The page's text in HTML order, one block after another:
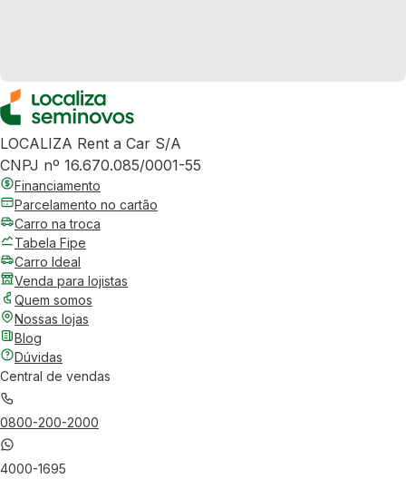
LOCALIZA Rent a Car S/A
CNPJ nº 16.670.085/0001-55
Financiamento
Parcelamento no cartão
Carro na troca
Tabela Fipe
Carro Ideal
Venda para lojistas
Quem somos
Nossas lojas
Blog
Dúvidas
Central de vendas
0800-200-2000
4000-1695